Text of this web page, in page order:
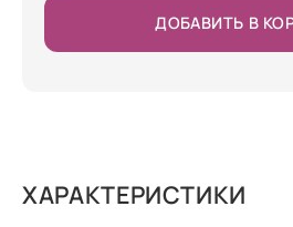
ДОБАВИТЬ В
ХАРАКТЕРИСТИКИ